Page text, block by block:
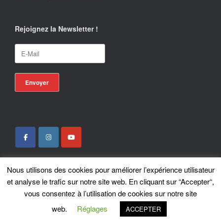
Rejoignez la Newsletter !
Locotrans SPRL - Exclusive Store Royal Enfield - Royal Enfield Brussels - ©
2026
ASiteOrigin Theme
Nous utilisons des cookies pour améliorer l’expérience utilisateur
et analyse le trafic sur notre site web. En cliquant sur “Accepter“,
vous consentez à l’utilisation de cookies sur notre site
web.
Réglages ACCEPTER